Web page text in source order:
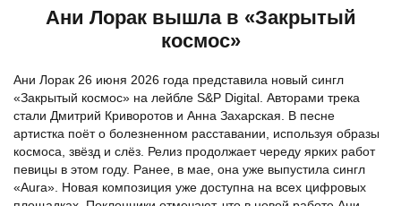
Ани Лорак вышла в «Закрытый
космос»
Ани Лорак 26 июня 2026 года представила новый сингл
«Закрытый космос» на лейбле S&P Digital. Авторами трека
стали Дмитрий Криворотов и Анна Захарская. В песне
артистка поёт о болезненном расставании, используя образы
космоса, звёзд и слёз. Релиз продолжает череду ярких работ
певицы в этом году. Ранее, в мае, она уже выпустила сингл
«Aura». Новая композиция уже доступна на всех цифровых